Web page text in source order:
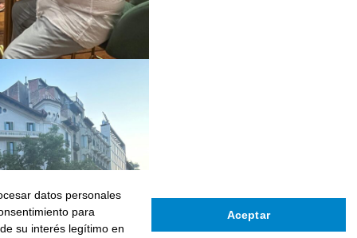
datos personales
para
su interés legítimo en
Aceptar